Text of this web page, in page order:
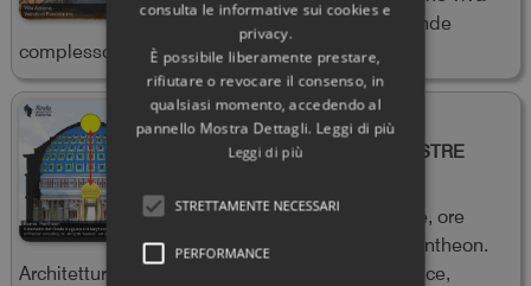
del funzionamento di un grande
complesso imperiale.
LA MAGIA DELL’ARCO E DEL
QUADRATO DI LUCE: LE NOSTRE
4-5-6 settembre / 6-7-8 aprile, ore
12:40. Spiegato nel libro «Pantheon.
Architettura e Luce», pubblicato da Rirella Editrice,
consulta le informative sui cookies e
privacy.
È possibile liberamente prestare,
rifiutare o revocare il consenso, in
qualsiasi momento, accedendo al
pannello Mostra Dettagli. Leggi di più
Leggi di più
STRETTAMENTE NECESSARI
PERFORMANCE